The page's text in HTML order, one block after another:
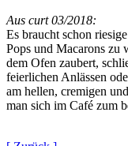
Aus curt 03/2018:
Es braucht schon
Pops und Macarons zu
dem Ofen zaubert,
feierlichen Anlässen
am hellen, cremigen
man sich im Café zum